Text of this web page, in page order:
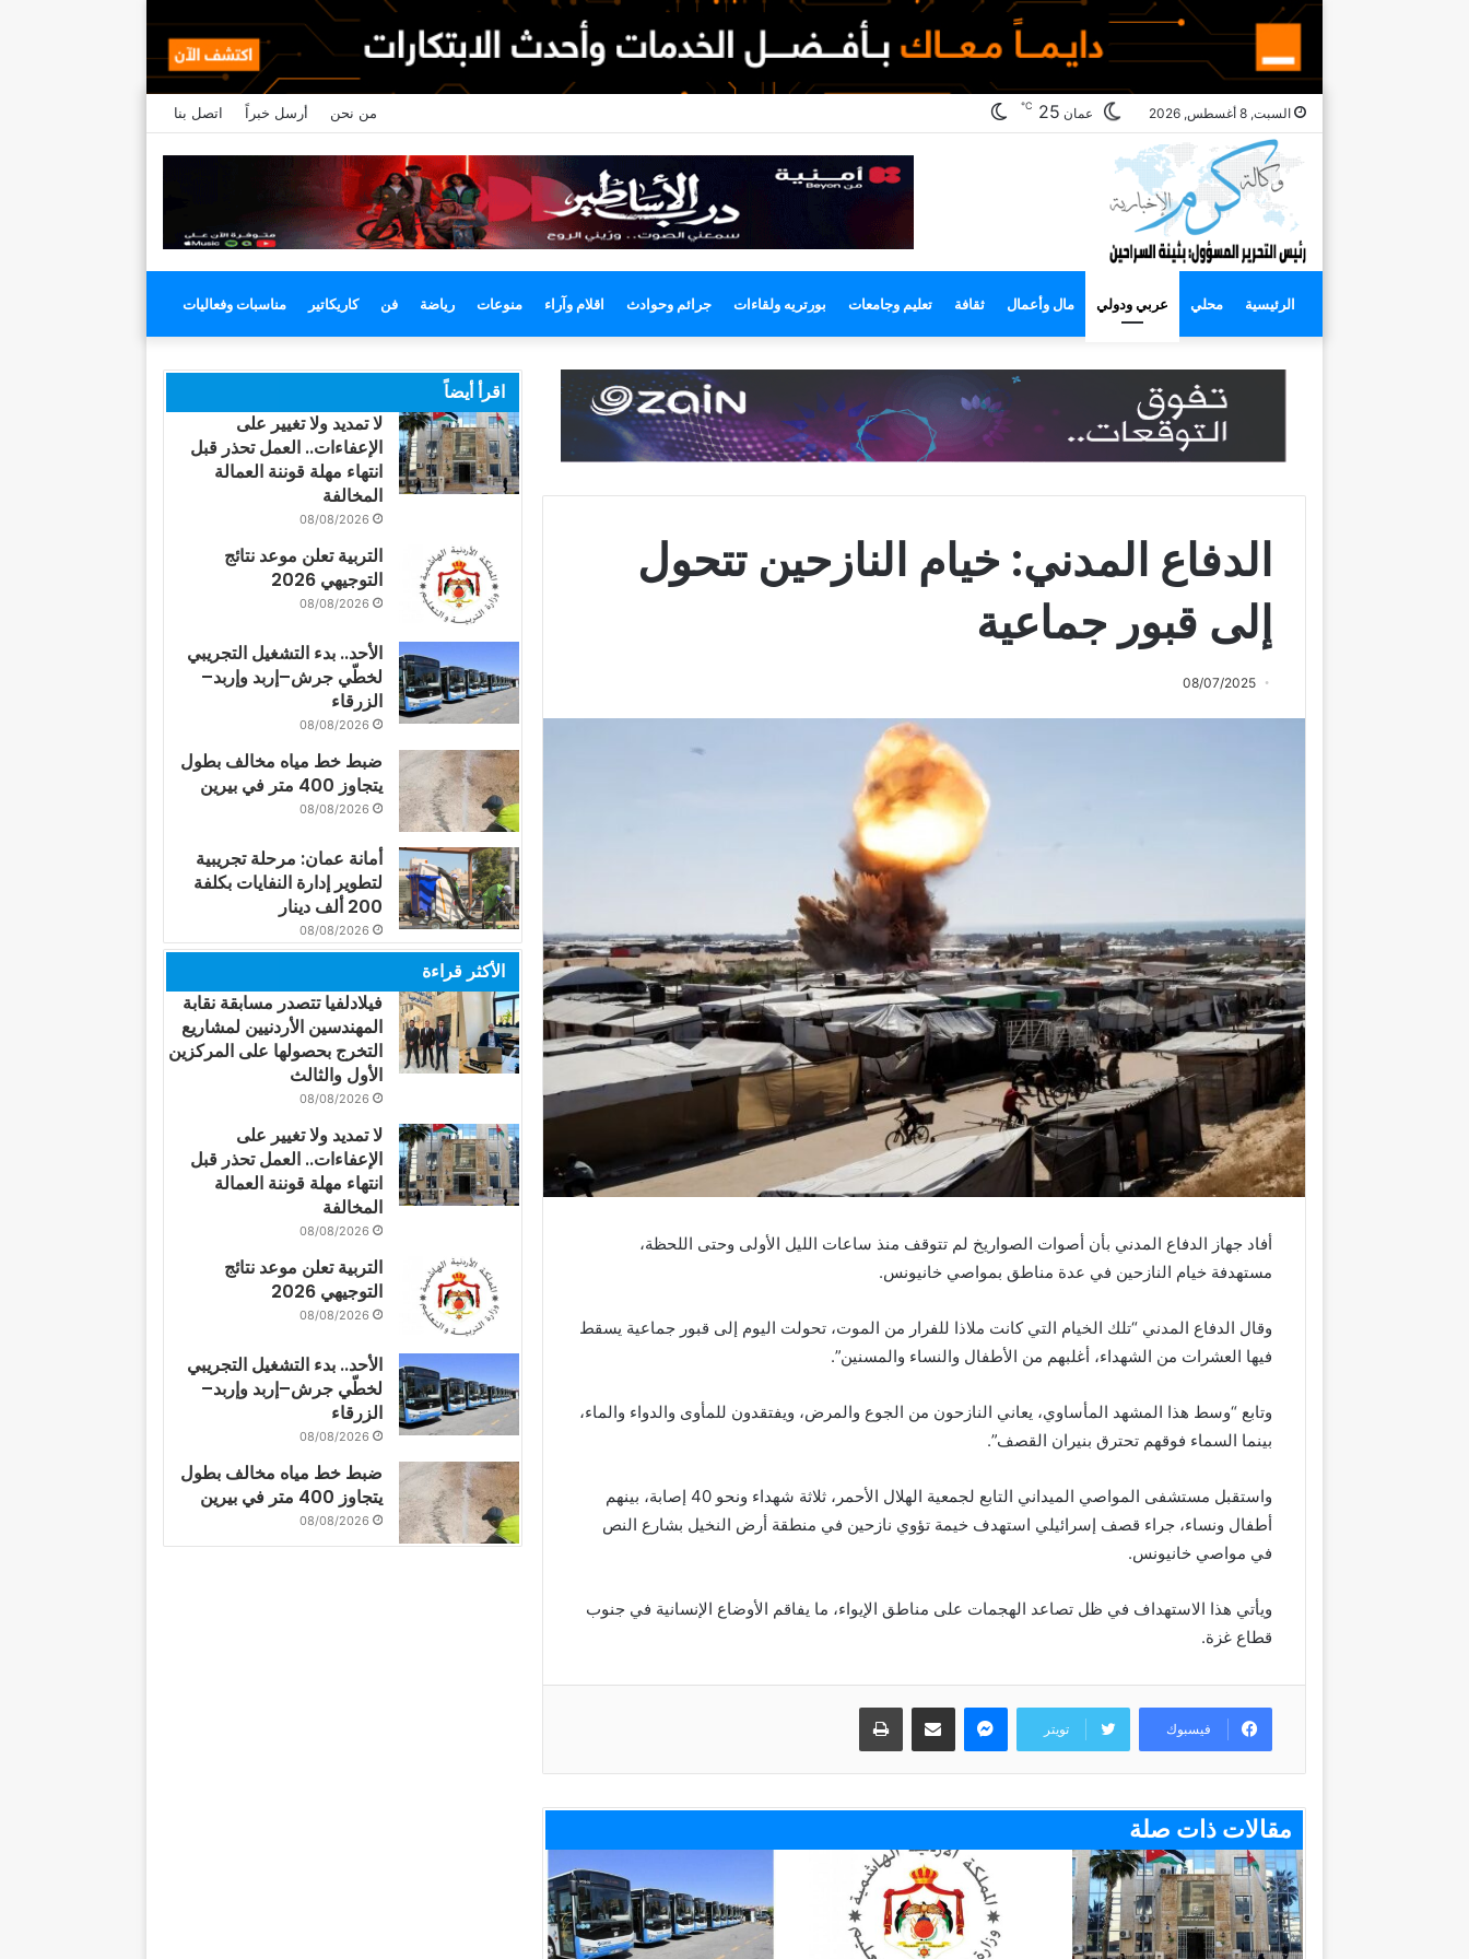
السبت, 8 أغسطس, 2026
الوضع
عمان 25
℃ من نحن أرسل خبراً اتصل بنا
الرئيسية محلي عربي ودولي مال وأعمال ثقافة تعليم وجامعات بورتريه ولقاءات جرائم وحوادث اقلام وآراء منوعات رياضة فن كاريكاتير مناسبات وفعاليات
الدفاع المدني: خيام النازحين تتحول
إلى قبور جماعية
08/07/2025
أفاد جهاز الدفاع المدني بأن أصوات الصواريخ لم تتوقف منذ ساعات الليل الأولى وحتى اللحظة،
مستهدفة خيام النازحين في عدة مناطق بمواصي خانيونس.
وقال الدفاع المدني “تلك الخيام التي كانت ملاذا للفرار من الموت، تحولت اليوم إلى قبور جماعية يسقط
فيها العشرات من الشهداء، أغلبهم من الأطفال والنساء والمسنين”.
وتابع “وسط هذا المشهد المأساوي، يعاني النازحون من الجوع والمرض، ويفتقدون للمأوى والدواء والماء،
بينما السماء فوقهم تحترق بنيران القصف”.
واستقبل مستشفى المواصي الميداني التابع لجمعية الهلال الأحمر، ثلاثة شهداء ونحو 40 إصابة، بينهم
أطفال ونساء، جراء قصف إسرائيلي استهدف خيمة تؤوي نازحين في منطقة أرض النخيل بشارع النص
في مواصي خانيونس.
ويأتي هذا الاستهداف في ظل تصاعد الهجمات على مناطق الإيواء، ما يفاقم الأوضاع الإنسانية في جنوب
قطاع غزة.
فيسبوك تويتر
ماسنجر مشاركة عبر البريد طباعة
مقالات ذات صلة
اقرأ أيضاً
لا تمديد ولا تغيير على
الإعفاءات.. العمل تحذر قبل
انتهاء مهلة قوننة العمالة
المخالفة
08/08/2026
التربية تعلن موعد نتائج
التوجيهي 2026
08/08/2026
الأحد.. بدء التشغيل التجريبي
لخطّي جرش–إربد وإربد–
الزرقاء
08/08/2026
ضبط خط مياه مخالف بطول
يتجاوز 400 متر في بيرين
08/08/2026
أمانة عمان: مرحلة تجريبية
لتطوير إدارة النفايات بكلفة
200 ألف دينار
08/08/2026
الأكثر قراءة
فيلادلفيا تتصدر مسابقة نقابة
المهندسين الأردنيين لمشاريع
التخرج بحصولها على المركزين
الأول والثالث
08/08/2026
لا تمديد ولا تغيير على
الإعفاءات.. العمل تحذر قبل
انتهاء مهلة قوننة العمالة
المخالفة
08/08/2026
التربية تعلن موعد نتائج
التوجيهي 2026
08/08/2026
الأحد.. بدء التشغيل التجريبي
لخطّي جرش–إربد وإربد–
الزرقاء
08/08/2026
ضبط خط مياه مخالف بطول
يتجاوز 400 متر في بيرين
08/08/2026